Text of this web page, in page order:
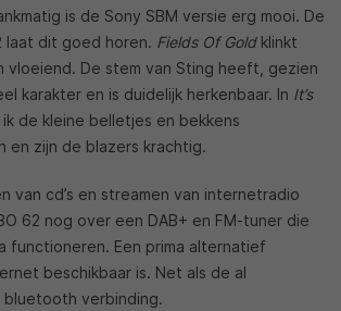
is de Sony SBM versie erg mooi. De
laat dit goed horen. Fields Of Goldklinkt
vloeiend. De stem van Sting heeft, gezien
karakter en is duidelijk herkenbaar. In It’s
de kleine belletjes en bekkens
en zijn de blazers krachtig.
van cd’s en streamen van internetradio
62 nog over een DAB+ en FM-tuner die
functioneren. Een prima alternatief
beschikbaar is. Net als de al
verbinding.